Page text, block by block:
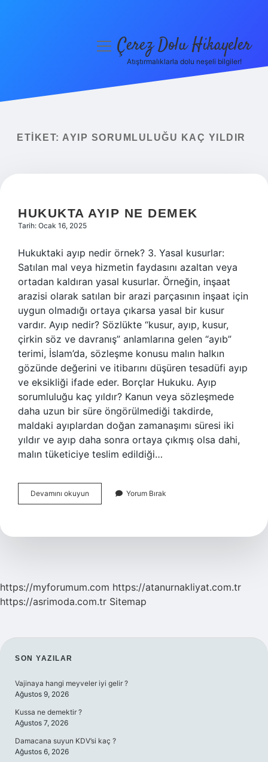
Yasal Uyarı
menüyüÇerez Dolu Hikayeler
Atıştırmalıklarla dolu neşeli bilgiler!
ETIKET: AYIP SORUMLULUĞU KAÇ YILDIR
HUKUKTA AYIP NE DEMEK
Tarih: Ocak 16, 2025
Hukuktaki ayıp nedir örnek? 3. Yasal kusurlar:
Satılan mal veya hizmetin faydasını azaltan veya
ortadan kaldıran yasal kusurlar. Örneğin, inşaat
arazisi olarak satılan bir arazi parçasının inşaat için
uygun olmadığı ortaya çıkarsa yasal bir kusur
vardır. Ayıp nedir? Sözlükte “kusur, ayıp, kusur,
çirkin söz ve davranış” anlamlarına gelen “ayıb”
terimi, İslam’da, sözleşme konusu malın halkın
gözünde değerini ve itibarını düşüren tesadüfi ayıp
ve eksikliği ifade eder. Borçlar Hukuku. Ayıp
sorumluluğu kaç yıldır? Kanun veya sözleşmede
daha uzun bir süre öngörülmediği takdirde,
maldaki ayıplardan doğan zamanaşımı süresi iki
yıldır ve ayıp daha sonra ortaya çıkmış olsa dahi,
malın tüketiciye teslim edildiği…
Devamını okuyun Hukukta
Ayıp
Yorum Bırak
https://myforumum.com https://atanurnakliyat.com.tr
https://asrimoda.com.tr Sitemap
SIDEBAR
SON YAZILAR
Vajinaya hangi meyveler iyi gelir ?
Ağustos 9, 2026
Kussa ne demektir ?
Ağustos 7, 2026
Damacana suyun KDV’si kaç ?
Ağustos 6, 2026